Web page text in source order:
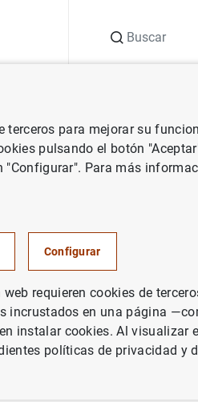
Banco de España El Banco de
cumplir
para mejorar su
pulsando el botón
Para más
Configurar
requieren cookies de
incrustados en una página
instalar cookies. Al visualizar
políticas de privacidad y